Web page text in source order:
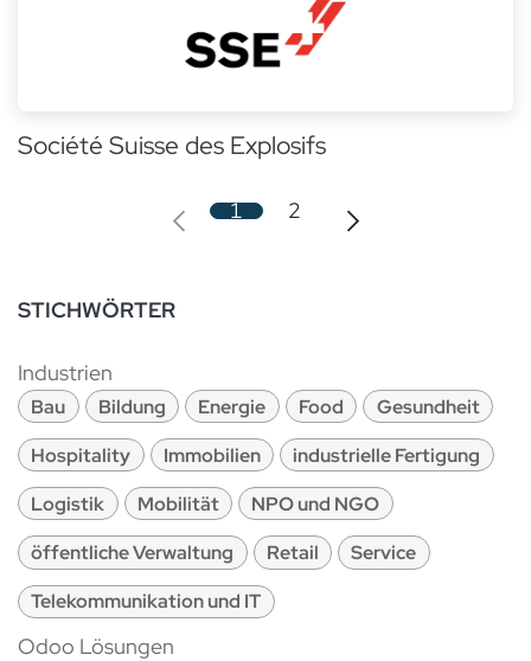
Société Suisse des Explosifs
1 2
STICHWÖRTER
Industrien
Bau Bildung Energie Food
Gesundheit
Hospitality
Immobilien
industrielle Fertigung
Logistik
Mobilität
NPO und NGO
öffentliche Verwaltung
Retail
Service
Telekommunikation und IT
Odoo Lösungen